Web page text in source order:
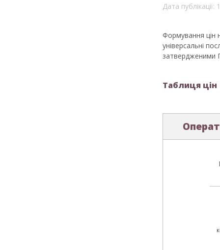
Дата
Формування цін
універсальні
затвердженими
Таблиця цін